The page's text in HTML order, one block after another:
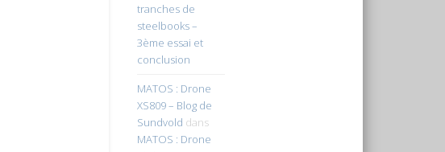
tranches de
steelbooks –
3ème essai et
conclusion
MATOS : Drone
XS809 – Blog de
Sundvold dans
MATOS : Drone